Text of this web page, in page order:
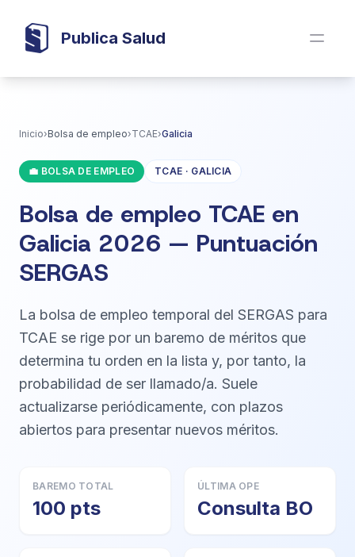
Publica Salud
Inicio›Bolsa de empleo›TCAE›Galicia
💼 BOLSA DE EMPLEO TCAE · GALICIA
Bolsa de empleo TCAE en
Galicia 2026 — Puntuación
SERGAS
La bolsa de empleo temporal del SERGAS para
TCAE se rige por un baremo de méritos que
determina tu orden en la lista y, por tanto, la
probabilidad de ser llamado/a. Suele
actualizarse periódicamente, con plazos
abiertos para presentar nuevos méritos.
BAREMO TOTAL
100 pts
ÚLTIMA OPE
Consulta BO